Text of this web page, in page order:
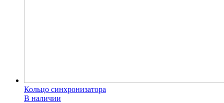
Кольцо синхронизатора
В наличии